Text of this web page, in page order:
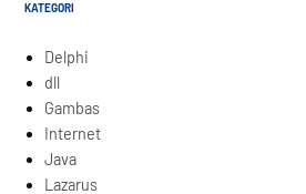
KATEGORI
Delphi
dll
Gambas
Internet
Java
Lazarus